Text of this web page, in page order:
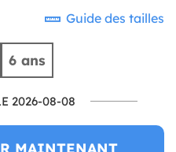
Guide des tailles
6 ans
2026-08-08
MAINTENANT